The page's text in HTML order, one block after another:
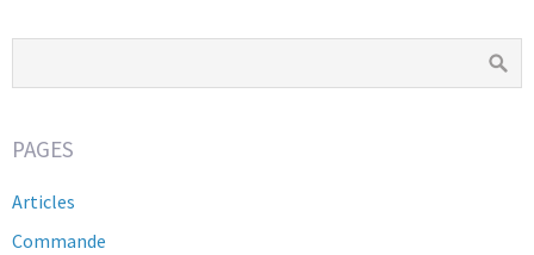
PAGES
Articles
Commande